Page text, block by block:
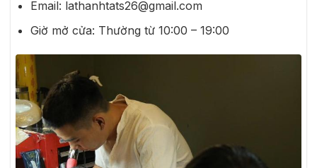
Email: lathanhtats26@gmail.com
Giờ mở cửa: Thường từ 10:00 – 19:00